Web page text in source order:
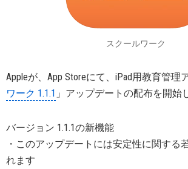
スクールワーク
Appleが、App Storeにて、iPad用教育管理
ワーク 1.1.1 」アップデートの配布を開始
バージョン 1.1.1の新機能
・このアップデートには安定性に関する
れます